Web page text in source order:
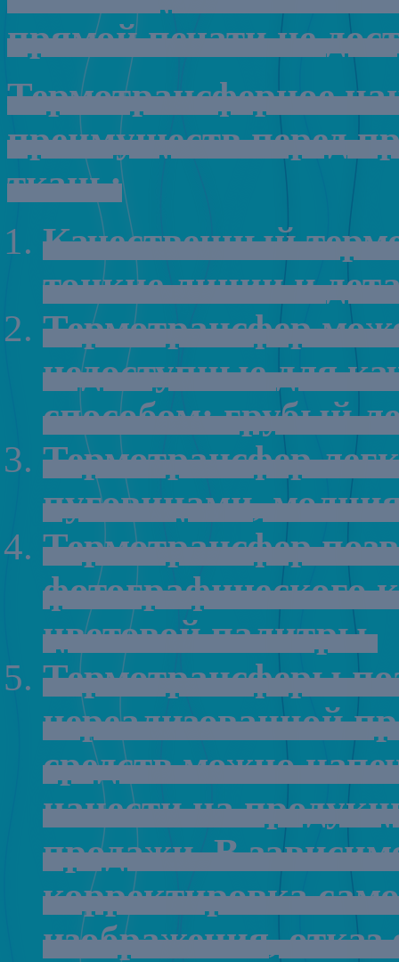
прямой печати не
Термотрансферное
преимуществ перед
ткань:
Качественный
тонкие линии и
Термотрансфер
недоступные для
способом: грубый
Термотрансфер
пуговицами,
Термотрансфер
фотографического
цветовой палитры.
Термотрансферы
нереализованной
средств можно
нанести на
продажи.В
корректировка
изображения,отказ